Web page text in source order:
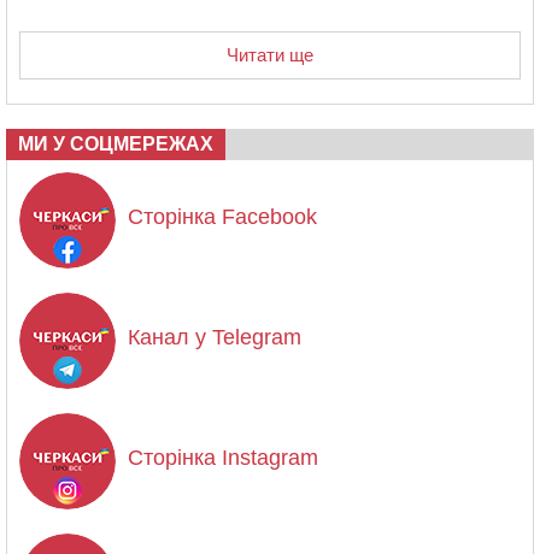
Читати ще
МИ У СОЦМЕРЕЖАХ
Сторінка Facebook
Канал у Telegram
Сторінка Instagram